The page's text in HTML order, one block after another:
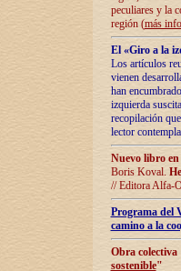
peculiares y la
región (más
El «Giro a la
Los artículos
vienen
han
izquierda
recopilación
lector
Nuevo libro
Boris Koval.
// Editora Alfa-
Programa del
camino a la
Obra
sostenible"